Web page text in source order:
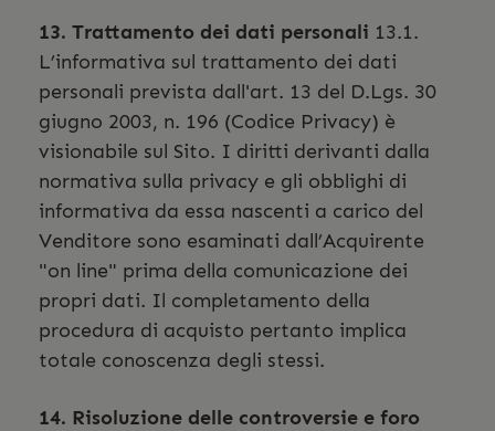
13. Trattamento dei dati personali 13.1.
L’informativa sul trattamento dei dati
personali prevista dall'art. 13 del D.Lgs. 30
giugno 2003, n. 196 (Codice Privacy) è
visionabile sul Sito. I diritti derivanti dalla
normativa sulla privacy e gli obblighi di
informativa da essa nascenti a carico del
Venditore sono esaminati dall’Acquirente
"on line" prima della comunicazione dei
propri dati. Il completamento della
procedura di acquisto pertanto implica
totale conoscenza degli stessi.
14. Risoluzione delle controversie e foro